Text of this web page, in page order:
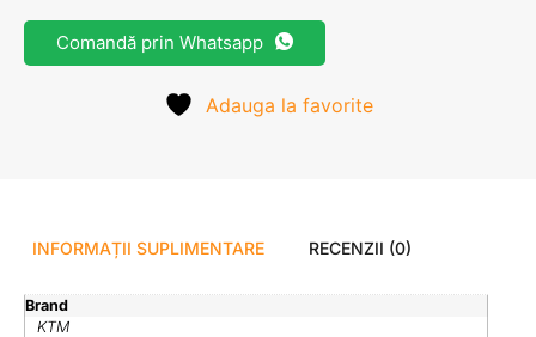
Comandă prin Whatsapp
Adauga la favorite
INFORMAȚII SUPLIMENTARE RECENZII (0)
Brand
KTM